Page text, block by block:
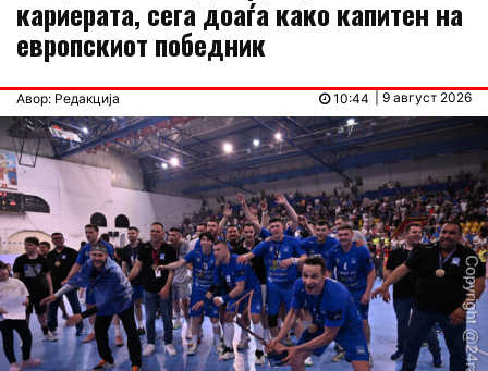
кариерата, сега доаѓа како капитен на
европскиот победник
Авор: Редакција | 9 август 2026
10:44